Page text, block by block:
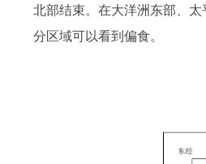
北部结束。在大洋洲东部、
分区域可以看到偏食。